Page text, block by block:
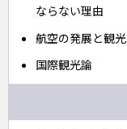
ならない理由
航空の発展と観光
国際観光論